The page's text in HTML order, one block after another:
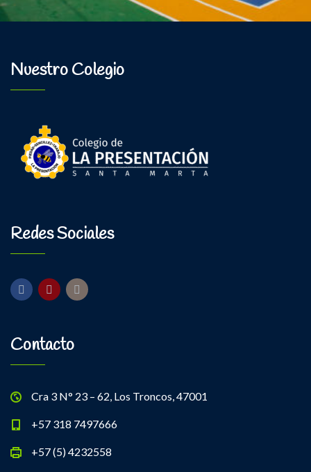
Nuestro Colegio
Redes Sociales
Contacto
Cra 3 N° 23 – 62, Los Troncos, 47001
+57 318 7497666
+57 (5) 4232558